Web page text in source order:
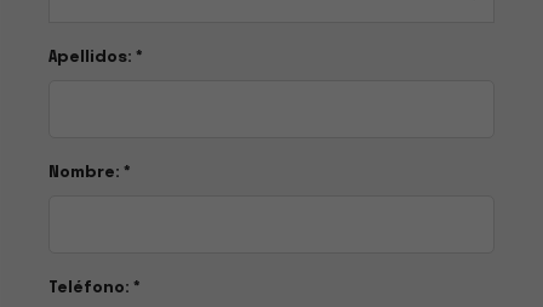
Apellidos: *
Nombre: *
Teléfono: *